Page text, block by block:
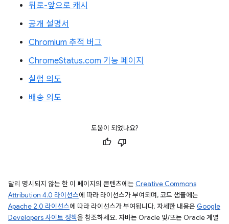
뒤로-앞으로 캐시
공개 설명서
Chromium 추적 버그
ChromeStatus.com 기능 페이지
실험 의도
배송 의도
도움이 되었나요?
달리 명시되지 않는 한 이 페이지의 콘텐츠에는 Creative Commons
Attribution 4.0 라이선스에 따라 라이선스가 부여되며, 코드 샘플에는
Apache 2.0 라이선스에 따라 라이선스가 부여됩니다. 자세한 내용은 Google
Developers 사이트 정책을 참조하세요. 자바는 Oracle 및/또는 Oracle 계열